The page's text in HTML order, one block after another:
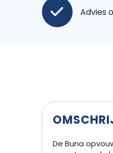
Advies
De Buna